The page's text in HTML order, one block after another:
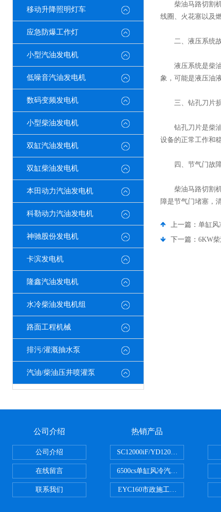
移动升降照明灯车
应急防爆工作灯
小型汽油发电机
低噪音汽油发电机
数码变频发电机
小型柴油发电机
双缸汽油发电机
双缸柴油发电机
本田动力汽油发电机
科勒动力汽油发电机
神驰股份发电机
卡滨发电机
隆鑫汽油发电机
水冷柴油发电机组
路面工程机械
排污/灌溉抽水泵
汽油/柴油压井喷灌泵
柴油马路切割机
线圈、火花塞以及
二、液压系统
液压系统是柴油
象，可能是液压油
三、钻孔刀片
钻孔刀片是柴油
设备的正常工作和
四、节气门故
柴油马路切割机
障是节气门堵塞，
上一篇： 单缸风
下一篇： 6KW
公司介绍
公司介绍
在线留言
联系我们
热销产品
SC12000iF/YD12000大疆T30用
6500cs单缸风冷汽油发电机小型
EYC160市政施工用路面切割机配